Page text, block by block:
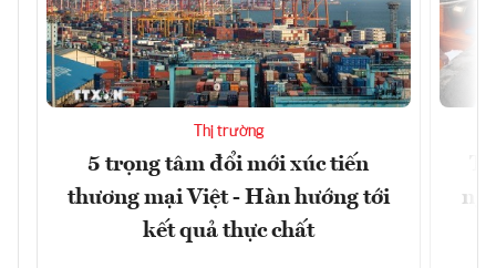
Thị trường
5 trọng tâm đổi mới xúc tiến
thương mại Việt - Hàn hướng tới
kết quả thực chất